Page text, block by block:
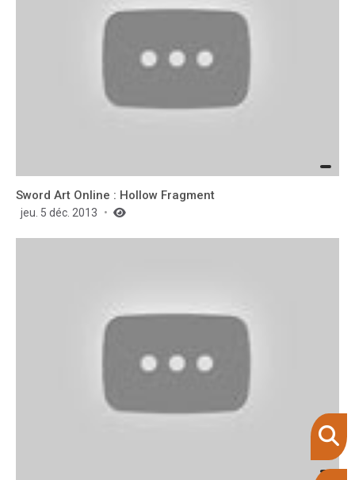
Sword Art Online : Hollow Fragment
jeu. 5 déc. 2013